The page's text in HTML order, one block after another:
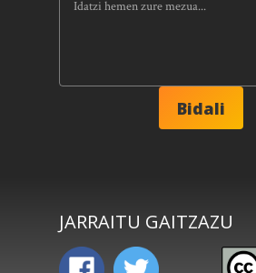
JARRAITU GAITZAZU